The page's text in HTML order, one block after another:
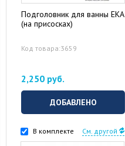
Подголовник для ванны EKA
(на присосках)
Код товара:3659
2,250 руб.
ДОБАВЛЕНО
В комплекте См. другой